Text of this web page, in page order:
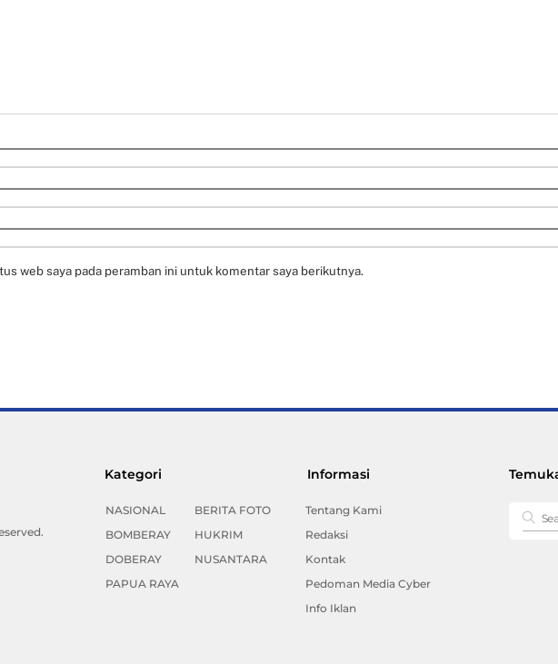
web saya pada peramban ini untuk komentar saya berikutnya.
Back
To
Kategori
NASIONAL
BOMBERAY
DOBERAY
PAPUA RAYA
BERITA FOTO
HUKRIM
NUSANTARA
Informasi
Tentang Kami
Redaksi
Kontak
Pedoman Media Cyber
Info Iklan